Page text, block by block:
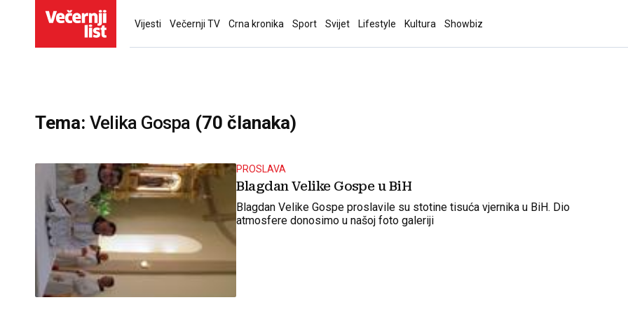
Vijesti Večernji TV Crna kronika Sport Svijet Lifestyle Kultura Showbiz
Tema: Velika Gospa (70 članaka)
PROSLAVA
Blagdan Velike Gospe u BiH
Blagdan Velike Gospe proslavile su stotine tisuća vjernika u BiH. Dio
atmosfere donosimo u našoj foto galeriji